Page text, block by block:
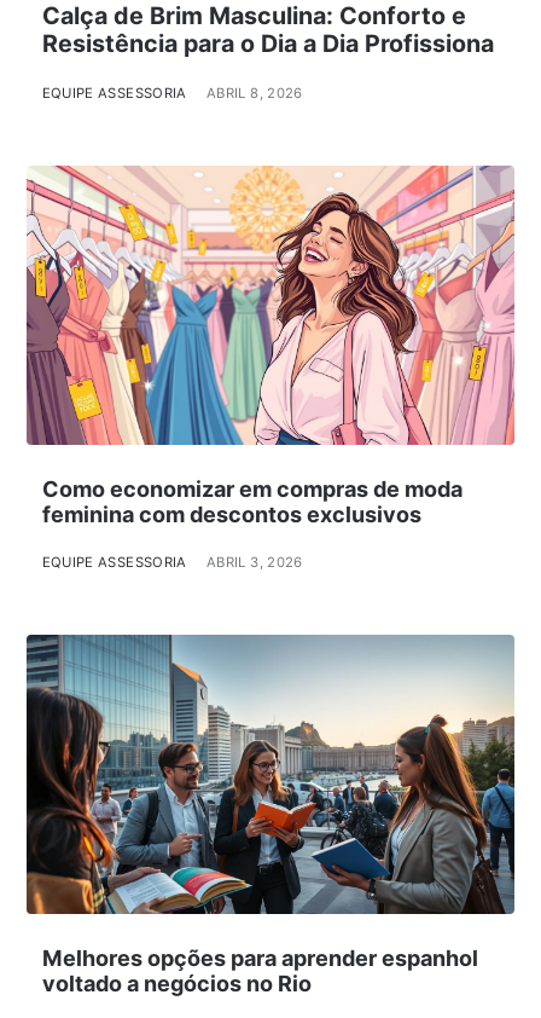
Calça de Brim Masculina: Conforto e
Resistência para o Dia a Dia Profissiona
EQUIPE ASSESSORIA ABRIL 8, 2026
Como economizar em compras de moda
feminina com descontos exclusivos
EQUIPE ASSESSORIA ABRIL 3, 2026
Melhores opções para aprender espanhol
voltado a negócios no Rio